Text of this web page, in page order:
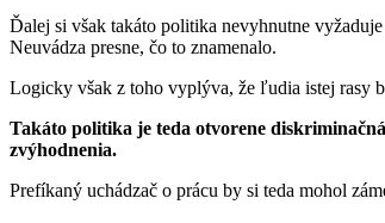
Ďalej si však takáto politika nevyhnutne
Neuvádza presne, čo to znamenalo.
Logicky však z toho vyplýva, že ľudia istej rasy
Takáto politika je teda otvorene
zvýhodnenia.
Prefíkaný uchádzač o prácu by si teda mohol